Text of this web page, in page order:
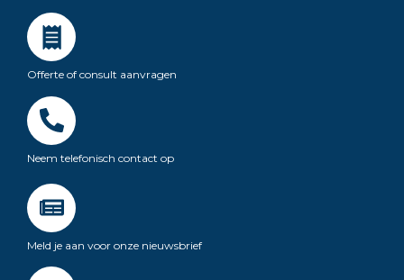
Offerte of consult aanvragen
Neem telefonisch contact op
Meld je aan voor onze nieuwsbrief